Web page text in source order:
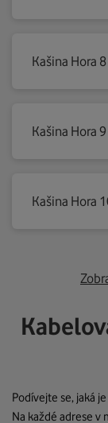
Kašina Hora 8
Kašina Hora 9
Kašina Hora
Podívejte se, jaká
Na každé adrese v